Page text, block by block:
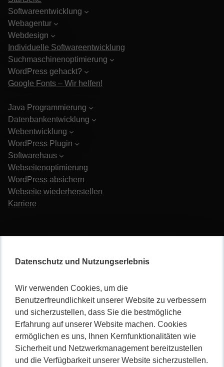
Datenschutz und Nutzungserlebnis
Wir verwenden Cookies, um die
Benutzerfreundlichkeit unserer Website zu verbessern
und sicherzustellen, dass Sie die bestmögliche
Erfahrung auf unserer Website machen. Cookies
ermöglichen es uns, Ihnen Kernfunktionalitäten wie
Sicherheit und Netzwerkmanagement bereitzustellen
und die Verfügbarkeit unserer Website sicherzustellen.
Softwareentwicklung
Webagentur
Webdesign
Individuelle Softwareentwicklung
Suchmaschinenoptimierung
WordPress gehackt?
Google Fonts – Wir helfen!
Java Programmierung
Datenbankentwicklung
Webentwicklung
WordPress Plugin
Softwarehaus
Webseitenoptimierung
WordPress absichern
Webseite wiederherstellen
Karriere
Nicht lange schnacken
gleich durchstarten!
0234 / 904 8115